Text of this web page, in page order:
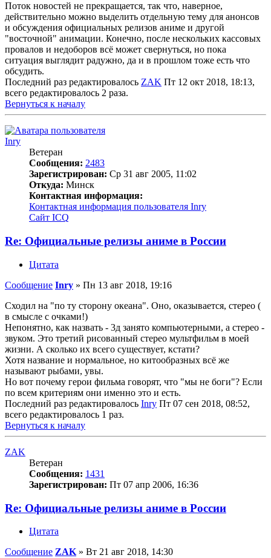
Поток новостей не прекращается, так что, наверное,
действительно можно выделить отдельную тему для анонсов
и обсуждения официальных релизов аниме и другой
"восточной" анимации. Конечно, после нескольких кассовых
провалов и недоборов всё может свернуться, но пока
ситуация выглядит радужно, да и в прошлом тоже есть что
обсудить.
Последний раз редактировалось ZAK Пт 12 окт 2018, 18:13,
всего редактировалось 2 раза.
Вернуться к началу
Inry
Ветеран
Сообщения: 2483
Зарегистрирован: Ср 31 авг 2005, 11:02
Откуда: Минск
Контактная информация:
Контактная информация пользователя Inry
Сайт ICQ
Re: Официальные релизы аниме в России
Цитата
Сообщение Inry » Пн 13 авг 2018, 19:16
Сходил на "по ту сторону океана". Оно, оказывается, стерео (
в смысле с очками!)
Непонятно, как назвать - 3д занято компьютерными, а стерео -
звуком. Это третий рисованный стерео мультфильм в моей
жизни. А сколько их всего существует, кстати?
Хотя название и нормальное, но китообразных всё же
называют рыбами, увы.
Но вот почему герои фильма говорят, что "мы не боги"? Если
по всем критериям они именно это и есть.
Последний раз редактировалось Inry Пт 07 сен 2018, 08:52,
всего редактировалось 1 раз.
Вернуться к началу
ZAK
Ветеран
Сообщения: 1431
Зарегистрирован: Пт 07 апр 2006, 16:36
Re: Официальные релизы аниме в России
Цитата
Сообщение ZAK » Вт 21 авг 2018, 14:30